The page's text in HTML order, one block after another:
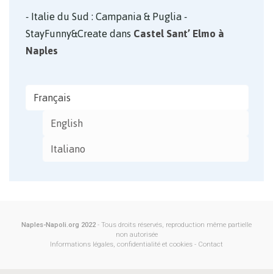
Italie du Sud : Campania & Puglia -
StayFunny&CreatedansCastel Sant’ Elmo à
Naples
Français
English
Italiano
Naples-Napoli.org 2022 - Tous droits réservés, reproduction même partielle
non autorisée
Informations légales, confidentialité et cookies - Contact